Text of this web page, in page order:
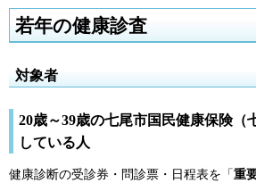
若年の健康診査
対象者
20歳～39歳の七尾市国民健康保険（
している人
健康診断の受診券・問診票・日程表を「 重